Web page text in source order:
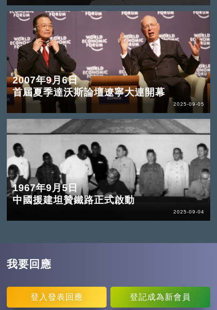
2007年9月6日
首屆夏季達沃斯論壇遼寧大連開幕
2025-09-05
1967年9月5日
中國援建坦贊鐵路正式啟動
2025-09-04
我要回應
登入 發表回應 登記成為新會員